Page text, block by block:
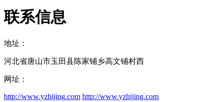
联系信息
地址：
河北省唐山市玉田县陈家铺乡高文铺村西
网址：
http://www.yzhijing.com http://www.yzhijing.com